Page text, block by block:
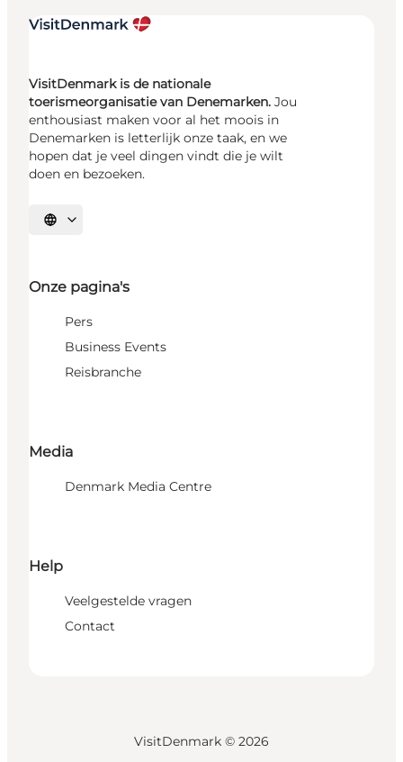
VisitDenmark is de nationale
toerismeorganisatie van Denemarken. Jou
enthousiast maken voor al het moois in
Denemarken is letterlijk onze taak, en we
hopen dat je veel dingen vindt die je wilt
doen en bezoeken.
Selecteer taal
Onze pagina's
Pers
Business Events
Reisbranche
Media
Denmark Media Centre
Help
Veelgestelde vragen
Contact
VisitDenmark © 2026